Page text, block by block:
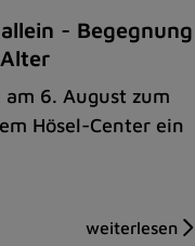
- Begegnung
6. August zum
Hösel-Center ein